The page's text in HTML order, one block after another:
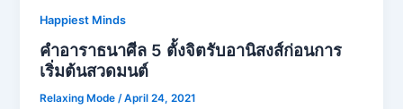
Happiest Minds
คำอาราธนาศีล 5 ตั้งจิตรับอานิสงส์ก่อนการ
เริ่มต้นสวดมนต์
Relaxing Mode/April 24, 2021